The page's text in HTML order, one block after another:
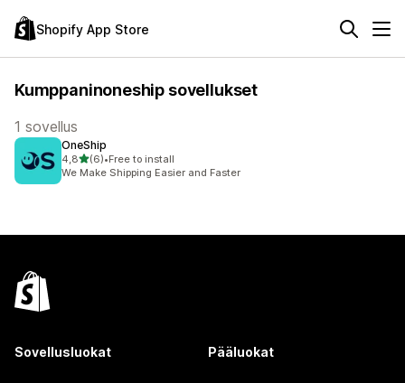
Shopify App Store
Kumppaninoneship sovellukset
1 sovellus
OneShip
4,8/ 5 tähteä
(6)
6 arvostelua yhteensä
•Free to install
We Make Shipping Easier and Faster
Sovellusluokat Pääluokat